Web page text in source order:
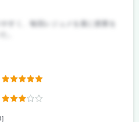
やすく、毎回レジュメを基に授業を
5
3